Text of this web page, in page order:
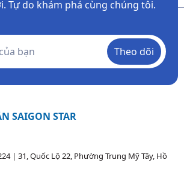
Tự do khám phá cùng chúng tôi.
Theo dõi
SAIGON STAR
| 31, Quốc Lộ 22, Phường Trung Mỹ Tây, Hồ